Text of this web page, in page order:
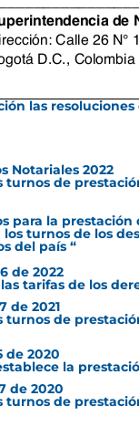
las
Notariales 2022
turnos de
para la
los turnos de los
del país “
de 2022
tarifas de los
de 2021
turnos de
de 2020
la
de 2020
turnos de